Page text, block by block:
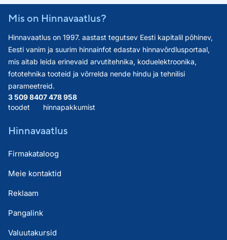
Mis on Hinnavaatlus?
Hinnavaatlus on 1997. aastast tegutsev Eesti kapitalil põhinev,
Eesti vanim ja suurim hinnainfot edastav hinnavõrdlusportaal,
mis aitab leida erinevaid arvutitehnika, koduelektroonika,
fototehnika tooteid ja võrrelda nende hindu ja tehnilisi
parameetreid.
3 509 840
toodet
7 478 958
hinnapakkumist
Hinnavaatlus
Firmakataloog
Meie kontaktid
Reklaam
Pangalink
Valuutakursid